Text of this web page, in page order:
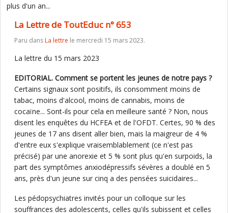
plus d'un an...
La Lettre de ToutEduc n° 653
Paru dansLa lettre le mercredi 15 mars 2023.
La lettre du 15 mars 2023
EDITORIAL. Comment se portent les jeunes de notre pays ?
Certains signaux sont positifs, ils consomment moins de
tabac, moins d'alcool, moins de cannabis, moins de
cocaïne... Sont-ils pour cela en meilleure santé ? Non, nous
disent les enquêtes du HCFEA et de l'OFDT. Certes, 90 % des
jeunes de 17 ans disent aller bien, mais la maigreur de 4 %
d'entre eux s'explique vraisemblablement (ce n'est pas
précisé) par une anorexie et 5 % sont plus qu'en surpoids, la
part des symptômes anxiodépressifs sévères a doublé en 5
ans, près d'un jeune sur cinq a des pensées suicidaires...
Les pédopsychiatres invités pour un colloque sur les
souffrances des adolescents, celles qu'ils subissent et celles